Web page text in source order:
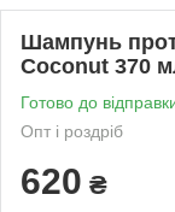
Шампунь
Coconut 370
Готово до
Опт і роздріб
620 ₴